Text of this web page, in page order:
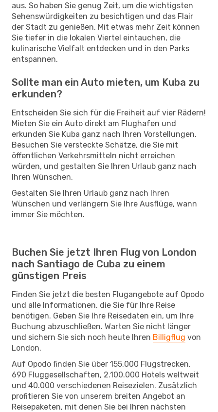
aus. So haben Sie genug Zeit, um die wichtigsten
Sehenswürdigkeiten zu besichtigen und das Flair
der Stadt zu genießen. Mit etwas mehr Zeit können
Sie tiefer in die lokalen Viertel eintauchen, die
kulinarische Vielfalt entdecken und in den Parks
entspannen.
Sollte man ein Auto mieten, um Kuba zu
erkunden?
Entscheiden Sie sich für die Freiheit auf vier Rädern!
Mieten Sie ein Auto direkt am Flughafen und
erkunden Sie Kuba ganz nach Ihren Vorstellungen.
Besuchen Sie versteckte Schätze, die Sie mit
öffentlichen Verkehrsmitteln nicht erreichen
würden, und gestalten Sie Ihren Urlaub ganz nach
Ihren Wünschen.
Gestalten Sie Ihren Urlaub ganz nach Ihren
Wünschen und verlängern Sie Ihre Ausflüge, wann
immer Sie möchten.
Buchen Sie jetzt Ihren Flug von London
nach Santiago de Cuba zu einem
günstigen Preis
Finden Sie jetzt die besten Flugangebote auf Opodo
und alle Informationen, die Sie für Ihre Reise
benötigen. Geben Sie Ihre Reisedaten ein, um Ihre
Buchung abzuschließen. Warten Sie nicht länger
und sichern Sie sich noch heute Ihren Billigflug von
London.
Auf Opodo finden Sie über 155.000 Flugstrecken,
690 Fluggesellschaften, 2.100.000 Hotels weltweit
und 40.000 verschiedenen Reisezielen. Zusätzlich
profitieren Sie von unserem breiten Angebot an
Reisepaketen, mit denen Sie bei Ihren nächsten